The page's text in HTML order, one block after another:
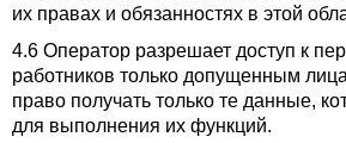
их правах и обязанностях в этой
4.6 Оператор разрешает доступ к
работников только допущенным
право получать только те данные,
для выполнения их функций.